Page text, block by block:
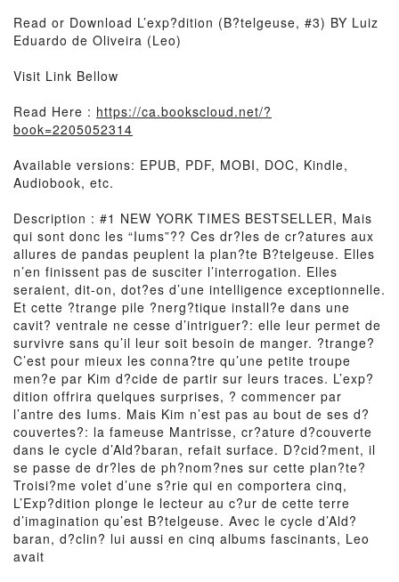
Read or Download L’exp?dition (B?telgeuse, #3) BY Luiz
Eduardo de Oliveira (Leo)
Visit Link Bellow
Read Here : https://ca.bookscloud.net/?
book=2205052314
Available versions: EPUB, PDF, MOBI, DOC, Kindle,
Audiobook, etc.
Description : #1 NEW YORK TIMES BESTSELLER, Mais
qui sont donc les “Iums”?? Ces dr?les de cr?atures aux
allures de pandas peuplent la plan?te B?telgeuse. Elles
n’en finissent pas de susciter l’interrogation. Elles
seraient, dit-on, dot?es d’une intelligence exceptionnelle.
Et cette ?trange pile ?nerg?tique install?e dans une
cavit? ventrale ne cesse d’intriguer?: elle leur permet de
survivre sans qu’il leur soit besoin de manger. ?trange?
C’est pour mieux les conna?tre qu’une petite troupe
men?e par Kim d?cide de partir sur leurs traces. L’exp?
dition offrira quelques surprises, ? commencer par
l’antre des Iums. Mais Kim n’est pas au bout de ses d?
couvertes?: la fameuse Mantrisse, cr?ature d?couverte
dans le cycle d’Ald?baran, refait surface. D?cid?ment, il
se passe de dr?les de ph?nom?nes sur cette plan?te?
Troisi?me volet d’une s?rie qui en comportera cinq,
L’Exp?dition plonge le lecteur au c?ur de cette terre
d’imagination qu’est B?telgeuse. Avec le cycle d’Ald?
baran, d?clin? lui aussi en cinq albums fascinants, Leo
avait